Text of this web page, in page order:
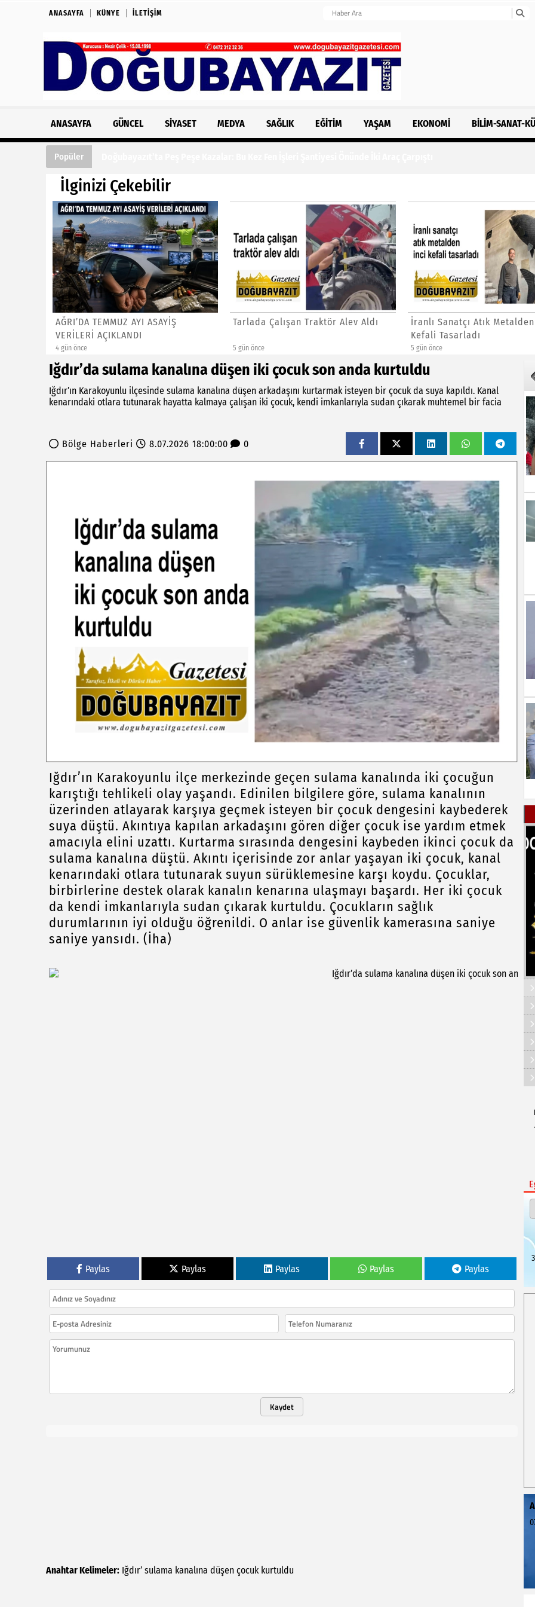
ANASAYFA KÜNYE İLETIŞIM
ANASAYFA GÜNCEL SIYASET MEDYA SAĞLIK EĞITIM YAŞAM EKONOMI BILIM-SANAT-
Popüler
İlginizi Çekebilir
AĞRI’DA TEMMUZ AYI ASAYİŞ
VERİLERİ AÇIKLANDI
4 gün önce
Tarlada Çalışan Traktör Alev Aldı
5 gün önce
İranlı Sanatçı Atık
Kefali Tasarladı
5 gün önce
Iğdır’da sulama kanalına düşen iki çocuk son anda kurtuldu
Iğdır’ın Karakoyunlu ilçesinde sulama kanalına düşen arkadaşını kurtarmak isteyen bir çocuk da suya kapıldı. Kanal
kenarındaki otlara tutunarak hayatta kalmaya çalışan iki çocuk, kendi imkanlarıyla sudan çıkarak muhtemel bir facia
Bölge Haberleri 8.07.2026 18:00:00 0
Iğdır’ın Karakoyunlu ilçe merkezinde geçen sulama kanalında iki çocuğun
karıştığı tehlikeli olay yaşandı. Edinilen bilgilere göre, sulama kanalının
üzerinden atlayarak karşıya geçmek isteyen bir çocuk dengesini kaybederek
suya düştü. Akıntıya kapılan arkadaşını gören diğer çocuk ise yardım etmek
amacıyla elini uzattı. Kurtarma sırasında dengesini kaybeden ikinci çocuk da
sulama kanalına düştü. Akıntı içerisinde zor anlar yaşayan iki çocuk, kanal
kenarındaki otlara tutunarak suyun sürüklemesine karşı koydu. Çocuklar,
birbirlerine destek olarak kanalın kenarına ulaşmayı başardı. Her iki çocuk
da kendi imkanlarıyla sudan çıkarak kurtuldu. Çocukların sağlık
durumlarının iyi olduğu öğrenildi. O anlar ise güvenlik kamerasına saniye
saniye yansıdı. (İha)
Paylas Paylas Paylas Paylas Paylas
Kaydet
Anahtar Kelimeler: Iğdır’ sulama kanalına düşen çocuk kurtuldu